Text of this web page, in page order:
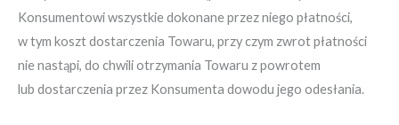
Konsumentowi wszystkie dokonane przez niego płatności,
w tym koszt dostarczenia Towaru, przy czym zwrot płatności
nie nastąpi, do chwili otrzymania Towaru z powrotem
lub dostarczenia przez Konsumenta dowodu jego odesłania.